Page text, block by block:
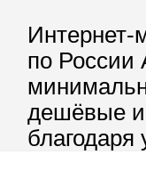
Интернет-
по России
дешёвые и
благодаря